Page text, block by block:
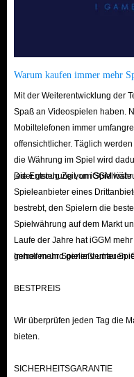
Warum kaufen immer mehr
Mit der Weiterentwicklung der
Spaß an Videospielen haben.
Mobiltelefonen immer
offensichtlicher. Täglich
die Währung im Spiel wird
jeder genug Zeit, um
Die Entstehung von iGGM
Spieleanbieter eines
bestrebt, den Spielern die
Spielwährung auf dem Markt
Laufe der Jahre hat iGGM
geholfen und genießt unter
Immer mehr Spieler vertrauen
BESTPREIS
Wir überprüfen jeden Tag die
bieten.
SICHERHEITSGARANTIE